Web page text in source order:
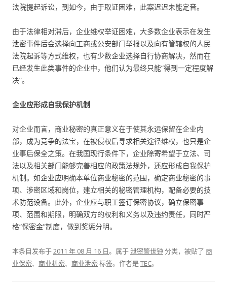
法院提起诉讼，到如今，由于取证困难，此案迟迟未能定音。
由于法律相对滞后，企业维权举证困难，大多数企业表示在发生
泄密事件后会选择向工商或公安部门举报以及向有管辖权的人民
法院起诉等方式维权，也有少数企业选择自行协商解决，然而在
已经发生此类事件的企业中，他们认为最终只能“得到一定程度解
决”。
企业应形成自我保护机制
对企业而言，商业秘密的真正意义在于使其永远保留在企业内
部，成为竞争的法宝，在被侵权后寻求相关途径维权，也只是企
业事后保全之策。在我国现行条件下，企业除寄希望于立法、司
法以及相关部门能够完善相应的政策法规外，还应形成自我保护
机制。如企业应明确本单位商业秘密的范围，确定商业秘密的事
项、涉密区域和岗位，建立相关的秘密管理机构，配备必要的技
术防范设备。此外，企业应与职工签订保密协议，确立保密事
项、范围和期限，明确双方的权利和义务以及违约责任，同时严
格“保密金”制度，做到奖惩分明。
本条目发布于2011 年 08 月 16 日。属于泄密警世钟 分类，被贴了 商
业保密、 商业机密、 商业泄密标签。 作者是TEC。